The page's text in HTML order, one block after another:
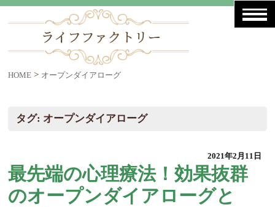
HOME > オープンダイアローグ
タグ: オープンダイアローグ
2021年2月11日
最先端の心理療法！効果抜群
のオープンダイアローグと